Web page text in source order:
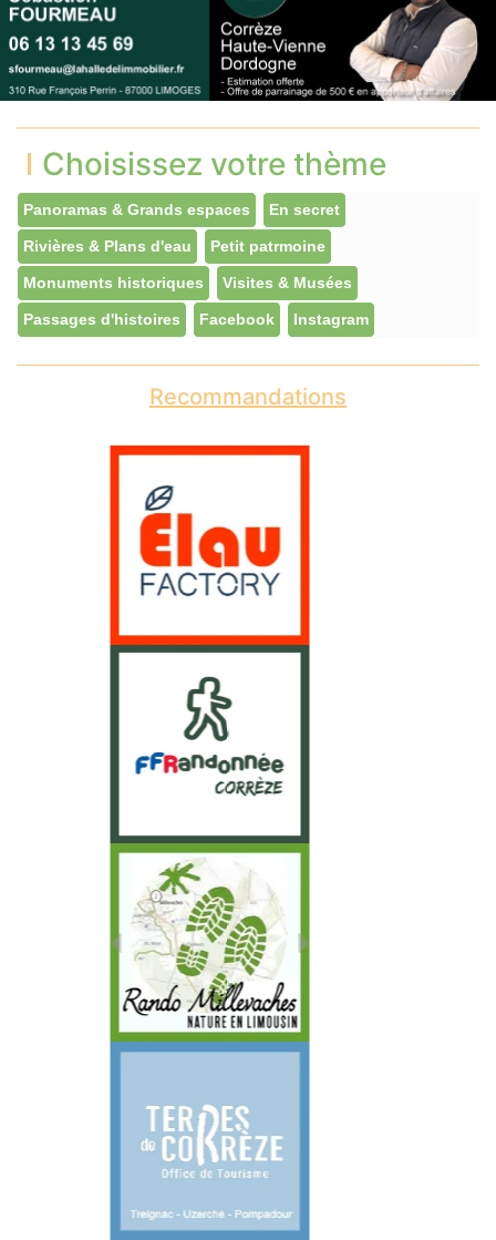
Choisissez votre thème
Panoramas & Grands espaces En secret
Rivières & Plans d'eau Petit patrmoine
Monuments historiques Visites & Musées
Passages d'histoires Facebook Instagram
Recommandations